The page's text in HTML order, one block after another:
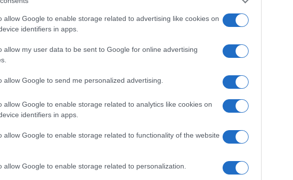
allow Google to enable storage related to advertising like cookies on
identifiers in apps.
allow my user data to be sent to Google for online advertising
allow Google to send me personalized advertising.
allow Google to enable storage related to analytics like cookies on
identifiers in apps.
allow Google to enable storage related to functionality of the website
allow Google to enable storage related to personalization.
dal Paese iberico, i cui controlli
deciso dal governo Meloni,
qualche modo trova una sua
della destra.
che la premier non avrebbe preso questo
invasa dall’improvvisata
e che la stessa Spagna non